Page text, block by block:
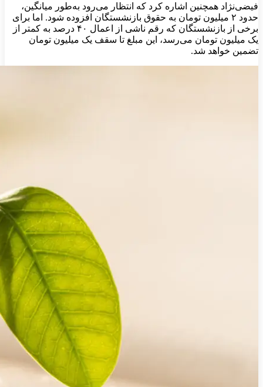
فیضی‌نژاد همچنین اشاره کرد که انتظار می‌رود به‌طور میانگین،
حدود ۲ میلیون تومان به حقوق بازنشستگان افزوده شود. اما برای
برخی از بازنشستگان که رقم ناشی از اعمال ۴۰ درصد به کمتر از
یک میلیون تومان می‌رسد، این مبلغ تا سقف یک میلیون تومان
تضمین خواهد شد.